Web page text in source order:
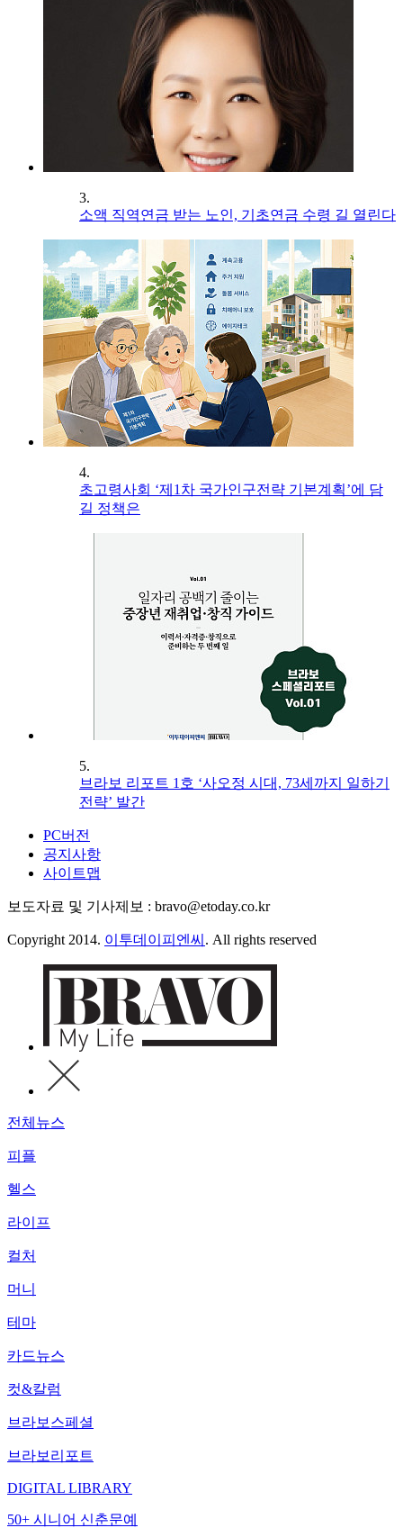
3.
소액 직역연금 받는 노인, 기초연금 수령 길 열린다
4.
초고령사회 ‘제1차 국가인구전략 기본계획’에 담
길 정책은
5.
브라보 리포트 1호 ‘사오정 시대, 73세까지 일하기
전략’ 발간
PC버전
공지사항
사이트맵
보도자료 및 기사제보 : bravo@etoday.co.kr
Copyright 2014. 이투데이피엔씨 . All rights reserved
전체뉴스
피플
헬스
라이프
컬처
머니
테마
카드뉴스
컷&칼럼
브라보스페셜
브라보리포트
DIGITAL LIBRARY
50+ 시니어 신춘문예